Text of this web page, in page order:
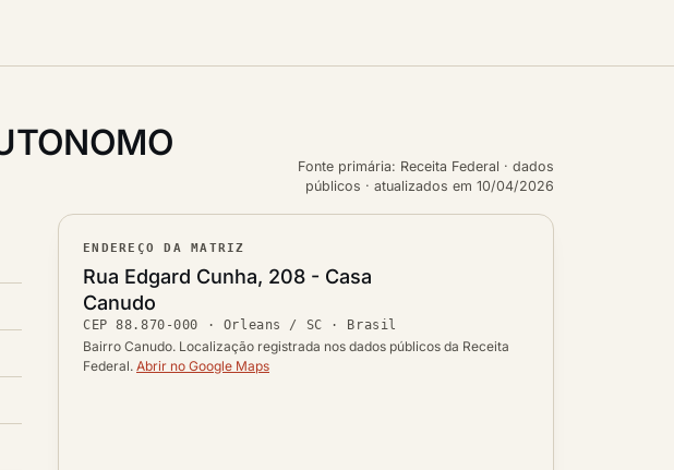
Fonte primária: Receita Federal · dados
públicos · atualizados em 10/04/2026
ENDEREÇO DA MATRIZ
Logradouro
Rua Edgard Cunha, 208 - Casa
Bairro
Canudo
CEP
CEP88.870-000 ·
Cidade / UF
Orleans / SC · Brasil
Bairro Canudo. Localização registrada nos dados públicos da Receita
Federal. Abrir no Google Maps